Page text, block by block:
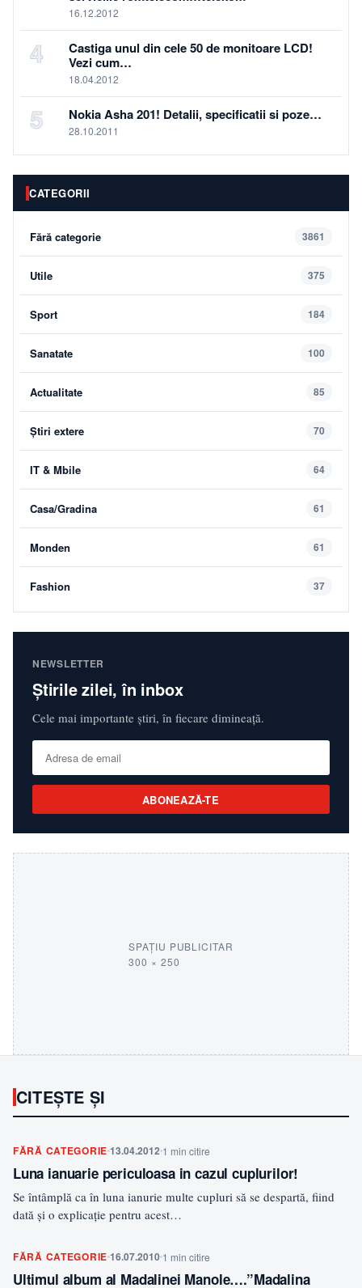
16.12.2012
4
Castiga unul din cele 50 de monitoare LCD!
Vezi cum…
18.04.2012
5 Nokia Asha 201! Detalii, specificatii si poze…
28.10.2011
CATEGORII
Fără categorie 3861
Utile 375
Sport 184
Sanatate 100
Actualitate 85
Știri extere 70
IT & Mbile 64
Casa/Gradina 61
Monden 61
Fashion 37
NEWSLETTER
Știrile zilei, în inbox
Cele mai importante știri, în fiecare dimineață.
ABONEAZĂ-TE
SPAȚIU PUBLICITAR
300 × 250
CITEȘTE ȘI
FĂRĂ CATEGORIE13.04.2012 1 min citire
Luna ianuarie periculoasa in cazul cuplurilor!
Se întâmplă ca în luna ianurie multe cupluri să se despartă, fiind
dată şi o explicaţie pentru acest…
FĂRĂ CATEGORIE16.07.2010 1 min citire
Ultimul album al Madalinei Manole….”Madalina